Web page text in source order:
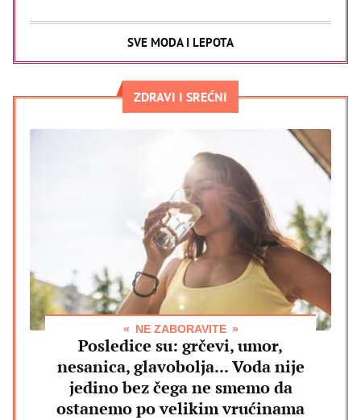
SVE MODA I LEPOTA
ZDRAVI I SREĆNI
NE ZABORAVITE
Posledice su: grčevi, umor,
nesanica, glavobolja... Voda nije
jedino bez čega ne smemo da
ostanemo po velikim vrućinama